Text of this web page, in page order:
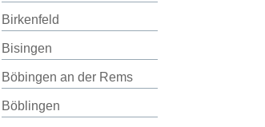
Birkenfeld
Bisingen
Böbingen an der Rems
Böblingen